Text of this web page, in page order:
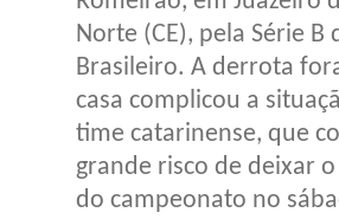
Norte (CE), pela Série B
Brasileiro. A derrota
casa complicou a
time catarinense, que
grande risco de deixar
do campeonato no